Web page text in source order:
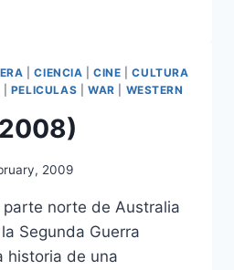
|CIENCIA |CINE |CULTURA
PELICULAS WAR WESTERN
2009
norte de Australia
Segunda Guerra
historia de una